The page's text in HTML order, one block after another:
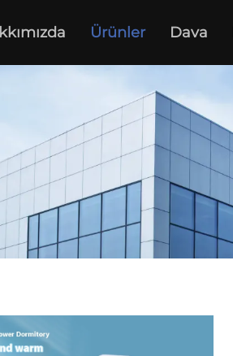
Ürünler Dava